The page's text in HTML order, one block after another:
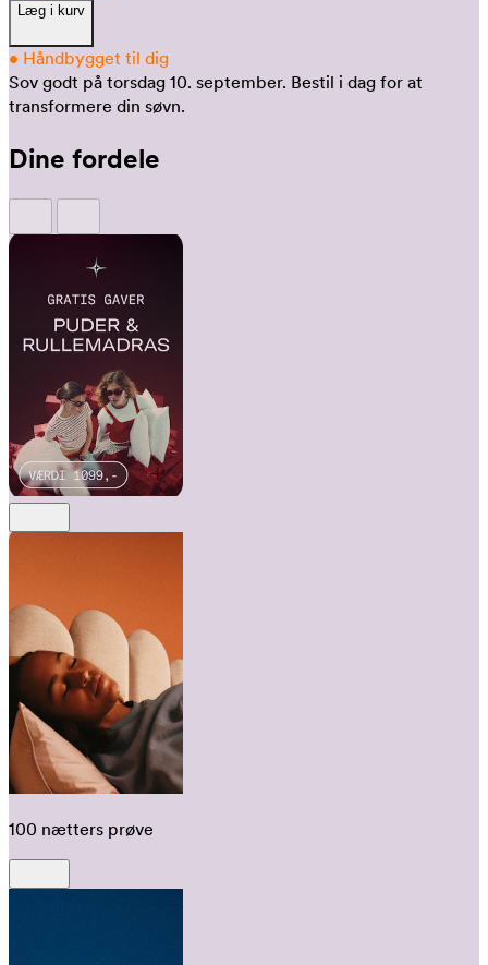
Læg i kurv
• Håndbygget til dig
Sov godt på torsdag 10. september. Bestil i dag for at
transformere din søvn.
Dine fordele
100 nætters prøve